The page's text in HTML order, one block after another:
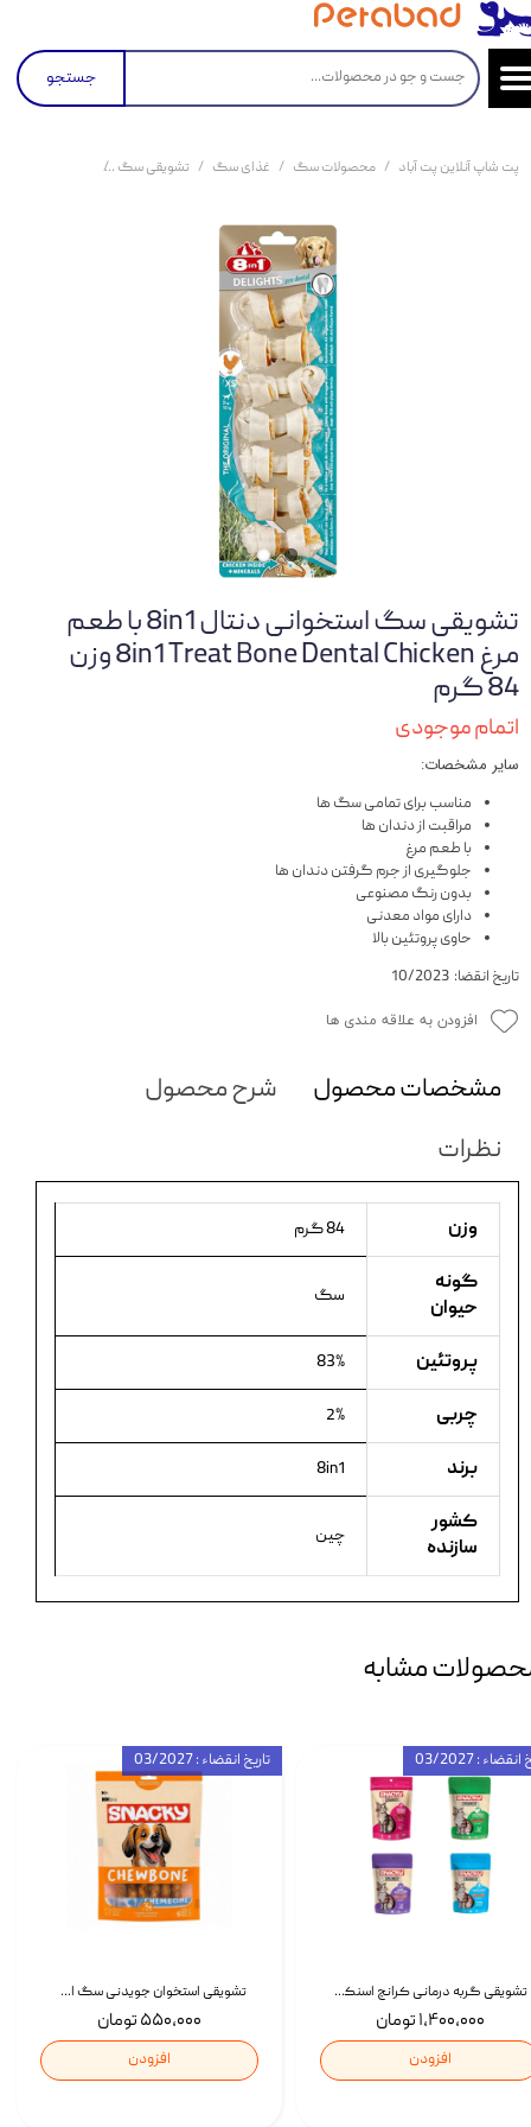
جستجو
پت شاپ آنلاین پت آباد محصولات سگ غذای سگ تشویقی سگ
تشویقی سگ استخوانی دنتال 8in1 با طعم
مرغ 8in1 Treat Bone Dental Chicken وزن
84 گرم
اتمام موجودی
سایر مشخصات:
مناسب برای تمامی سگ ها
مراقبت از دندان ها
با طعم مرغ
جلوگیری از جرم گرفتن دندان ها
بدون رنگ مصنوعی
دارای مواد معدنی
حاوی پروتئین بالا
تاریخ انقضا: 10/2023
افزودن به علاقه مندی ها
مشخصات محصول
شرح محصول
نظرات
وزن 84 گرم
گونه
حیوان
سگ
پروتئین 83%
چربی 2%
برند 8in1
کشور
سازنده
چین
مشابه
تشویقی استخوان جویدنی سگ اسنکی کرانچی با طعم مرغ Snacky Crunchy Munchy وزن 100 گرم
۵۵۰,۰۰۰ تومان
افزودن
تاریخ انقضاء : 03/2027
تشویقی گربه درمانی کرانچ اسنکی با طعم میکس Snacky Crunch Cat Treats وزن 60 گرم بسته 4 عددی
۱,۴۰۰,۰۰۰ تومان
افزودن
: 03/2027